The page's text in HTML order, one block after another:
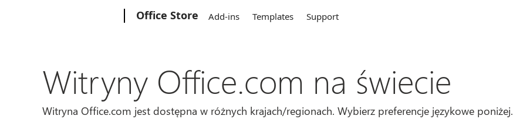
Office Store Add-ins Templates Support
Witryny Office.com na świecie
Witryna Office.com jest dostępna w różnych krajach/regionach. Wybierz preferencje językowe poniżej.